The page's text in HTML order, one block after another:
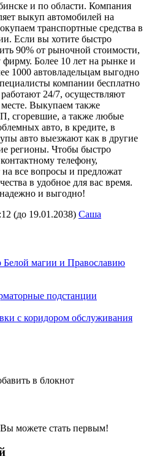
и по области. Компания
выкуп автомобилей на
транспортные средства в
Если вы хотите быстро
90% от рыночной стоимости,
Более 10 лет на рынке и
1000 автовладельцам выгодно
компании бесплатно
24/7, осуществляют
Выкупаем также
сгоревшие, а также любые
авто, в кредите, в
авто выезжают как в другие
регионы. Чтобы быстро
телефону,
все вопросы и предложат
в удобное для вас время.
и выгодно!
(до 19.01.2038) Саша
Белой магии и Православию
подстанции
с коридором обслуживания
в блокнот
можете стать первым!